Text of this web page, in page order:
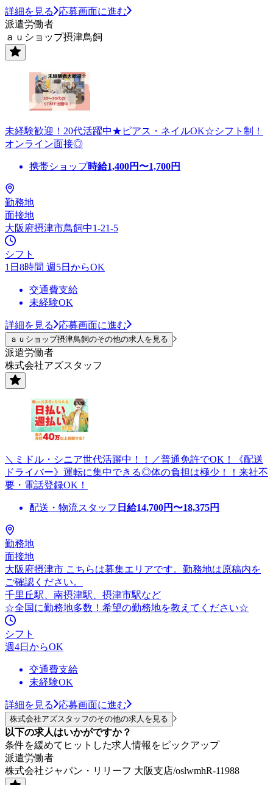
詳細を見る
応募画面に進む
派遣労働者
ａｕショップ摂津鳥飼
未経験歓迎！20代活躍中★ピアス・ネイルOK☆シフト制！
オンライン面接◎
携帯ショップ時給1,400円〜1,700円
勤務地
面接地
大阪府摂津市鳥飼中1-21-5
シフト
1日8時間 週5日からOK
交通費支給
未経験OK
詳細を見る 応募画面に進む
ａｕショップ摂津鳥飼のその他の求人を見る
派遣労働者
株式会社アズスタッフ
＼ミドル・シニア世代活躍中！！／普通免許でOK！《配送
ドライバー》運転に集中できる◎体の負担は極少！！来社不
要・電話登録OK！
配送・物流スタッフ 日給14,700円〜18,375円
勤務地
面接地
大阪府摂津市 こちらは募集エリアです。勤務地は原稿内を
ご確認ください。
千里丘駅、南摂津駅、摂津市駅など
☆全国に勤務地多数！希望の勤務地を教えてください☆
シフト
週4日からOK
交通費支給
未経験OK
詳細を見る 応募画面に進む
株式会社アズスタッフのその他の求人を見る
以下の求人はいかがですか？
条件を緩めてヒットした求人情報をピックアップ
派遣労働者
株式会社ジャパン・リリーフ 大阪支店/oslwmhR-11988